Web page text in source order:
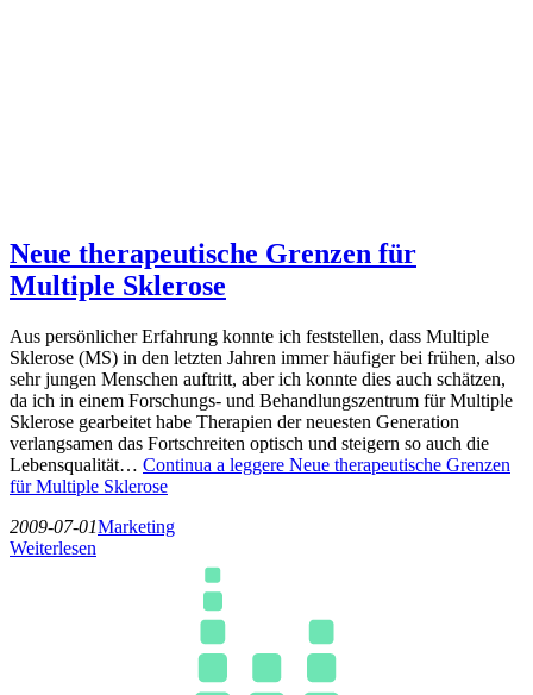
Neue therapeutische Grenzen für
Multiple Sklerose
Aus persönlicher Erfahrung konnte ich feststellen, dass Multiple
Sklerose (MS) in den letzten Jahren immer häufiger bei frühen, also
sehr jungen Menschen auftritt, aber ich konnte dies auch schätzen,
da ich in einem Forschungs- und Behandlungszentrum für Multiple
Sklerose gearbeitet habe Therapien der neuesten Generation
verlangsamen das Fortschreiten optisch und steigern so auch die
Lebensqualität… Continua a leggere Neue therapeutische Grenzen
für Multiple Sklerose
2009-07-01Marketing
Weiterlesen